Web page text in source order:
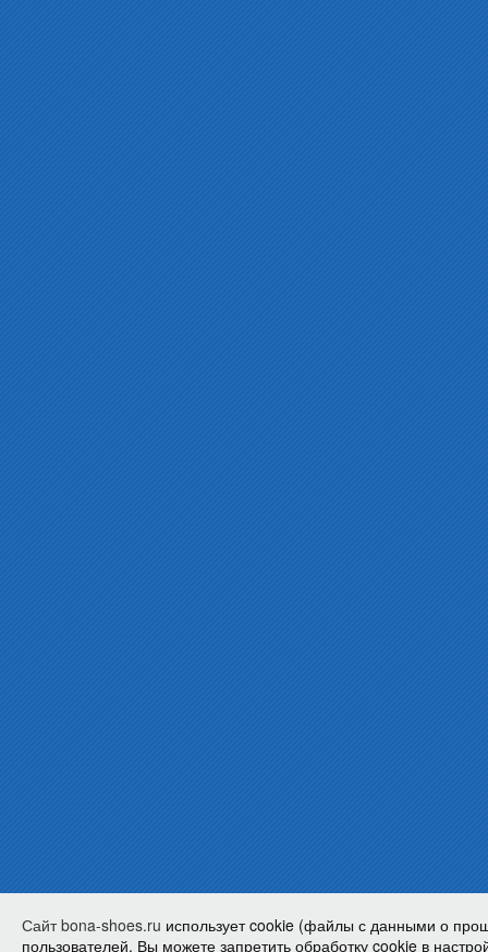
Сайт bona-shoes.ru использует cookie (файлы с данными о
пользователей. Вы можете запретить обработку cookie в